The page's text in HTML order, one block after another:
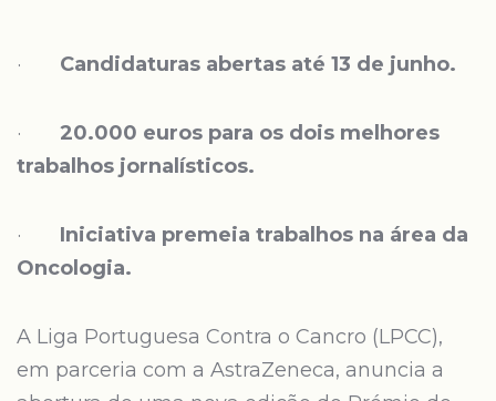
· Candidaturas abertas até 13 de junho.
· 20.000 euros para os dois melhores
trabalhos jornalísticos.
· Iniciativa premeia trabalhos na área da
Oncologia.
A Liga Portuguesa Contra o Cancro (LPCC),
em parceria com a AstraZeneca, anuncia a